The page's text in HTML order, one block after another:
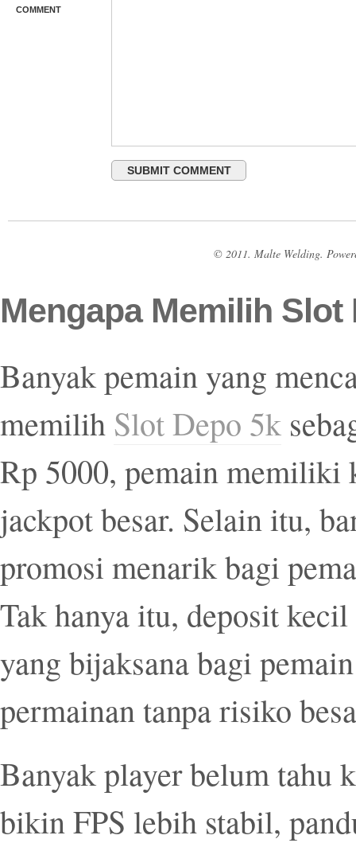
COMMENT
© 2011. Malte Welding.
Mengapa Memilih
Banyak pemain yang
memilih Slot Depo 5k
Rp 5000, pemain memiliki
jackpot besar. Selain itu,
promosi menarik bagi
Tak hanya itu, deposit
yang bijaksana bagi
permainan tanpa risiko
Banyak player belum tahu
bikin FPS lebih stabil,